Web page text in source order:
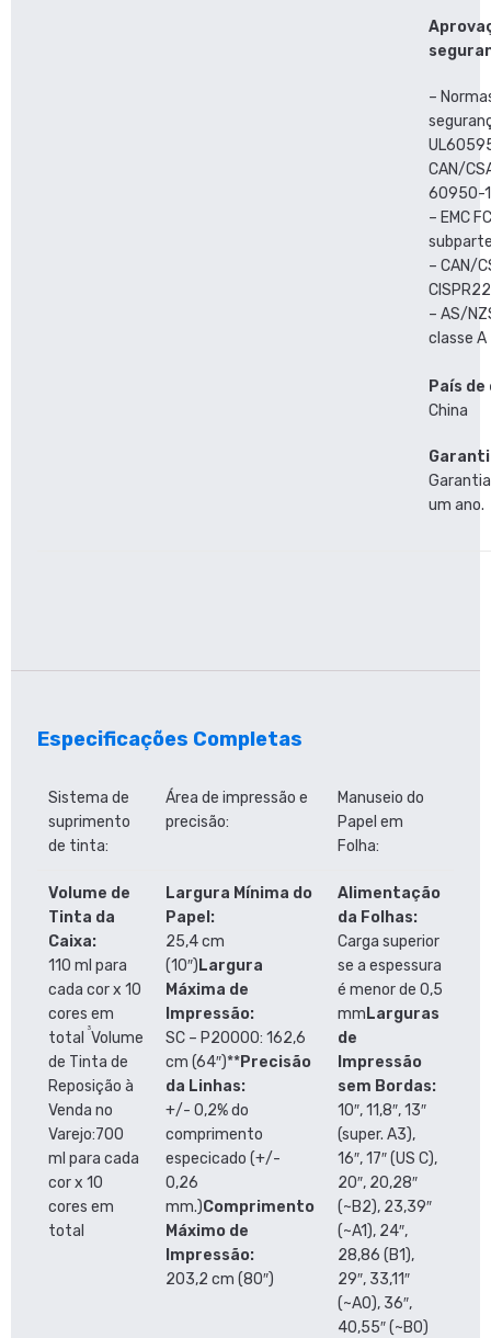
–
CAN/
60950-1
– EMC
– CAN/
– AS/
classe A
País
China
um ano.
Especificações Completas
Sistema de
suprimento
de tinta:
Área de impressão e
precisão:
Manuseio do
Papel em
Folha:
Volume de
Tinta da
Caixa:
110 ml para
cada cor x 10
cores em
total
3
Volume
de Tinta de
Reposição à
Venda no
Varejo:700
ml para cada
cor x 10
cores em
total
Largura Mínima do
Papel:
25,4 cm
(10″) Largura
Máxima de
Impressão:
SC – P20000: 162,6
cm (64″)**Precisão
da Linhas:
+/- 0,2% do
comprimento
especicado (+/-
0,26
mm.)Comprimento
Máximo de
Impressão:
203,2 cm (80″)
Alimentação
da Folhas:
Carga superior
se a espessura
é menor de 0,5
mm Larguras
de
Impressão
sem Bordas:
10″, 11,8″, 13″
(super. A3),
16″, 17″ (US C),
20″, 20,28″
(~B2), 23,39″
(~A1), 24″,
28,86 (B1),
29″, 33,11″
(~A0), 36″,
40,55″ (~B0)